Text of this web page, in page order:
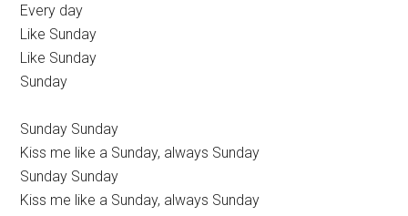
Every day
Like Sunday
Like Sunday
Sunday
Sunday Sunday
Kiss me like a Sunday, always Sunday
Sunday Sunday
Kiss me like a Sunday, always Sunday